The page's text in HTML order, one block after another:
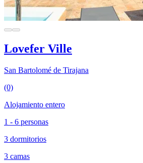
Lovefer Ville
San Bartolomé de Tirajana
(0)
Alojamiento entero
1 - 6 personas
3 dormitorios
3 camas